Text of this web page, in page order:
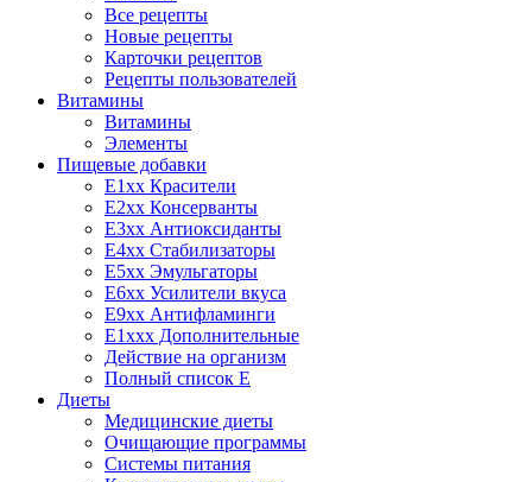
Все рецепты
Новые рецепты
Карточки рецептов
Рецепты пользователей
Витамины
Витамины
Элементы
Пищевые добавки
E1xx Красители
E2xx Консерванты
E3xx Антиоксиданты
E4xx Стабилизаторы
E5xx Эмульгаторы
E6xx Усилители вкуса
E9xx Антифламинги
E1xxx Дополнительные
Действие на организм
Полный список E
Диеты
Медицинские диеты
Очищающие программы
Системы питания